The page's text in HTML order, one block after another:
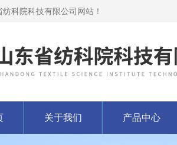
科院科技有限公司网站！
关于我们 产品中心